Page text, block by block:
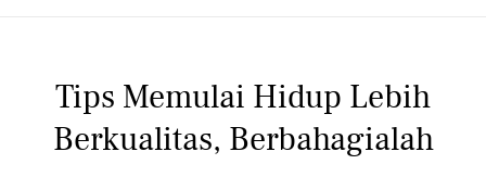
Tips Memulai Hidup Lebih
Berkualitas, Berbahagialah